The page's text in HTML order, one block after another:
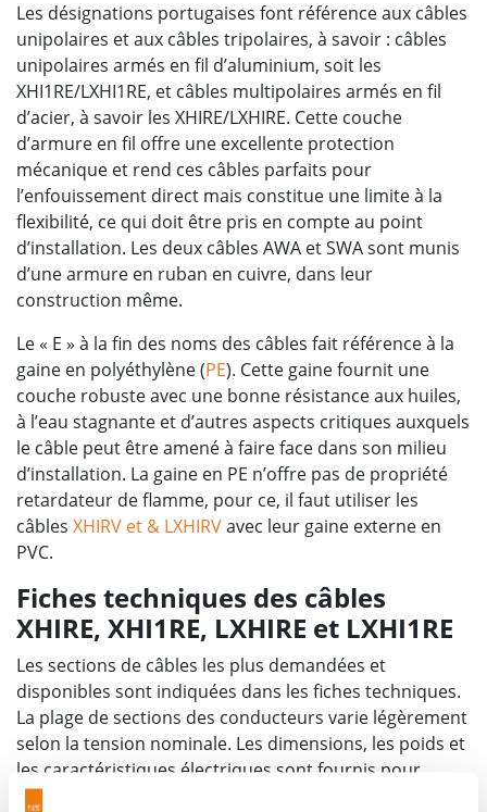
Les désignations portugaises font référence aux câbles
unipolaires et aux câbles tripolaires, à savoir : câbles
unipolaires armés en fil d’aluminium, soit les
XHI1RE/LXHI1RE, et câbles multipolaires armés en fil
d’acier, à savoir les XHIRE/LXHIRE. Cette couche
d’armure en fil offre une excellente protection
mécanique et rend ces câbles parfaits pour
l’enfouissement direct mais constitue une limite à la
flexibilité, ce qui doit être pris en compte au point
d’installation. Les deux câbles AWA et SWA sont munis
d’une armure en ruban en cuivre, dans leur
construction même.
Le « E » à la fin des noms des câbles fait référence à la
gaine en polyéthylène (PE). Cette gaine fournit une
couche robuste avec une bonne résistance aux huiles,
à l’eau stagnante et d’autres aspects critiques auxquels
le câble peut être amené à faire face dans son milieu
d’installation. La gaine en PE n’offre pas de propriété
retardateur de flamme, pour ce, il faut utiliser les
câbles XHIRV et & LXHIRVavec leur gaine externe en
PVC.
Fiches techniques des câbles
XHIRE, XHI1RE, LXHIRE et LXHI1RE
Les sections de câbles les plus demandées et
disponibles sont indiquées dans les fiches techniques.
La plage de sections des conducteurs varie légèrement
selon la tension nominale. Les dimensions, les poids et
les caractéristiques électriques sont fournis pour
faciliter le choix des câbles.